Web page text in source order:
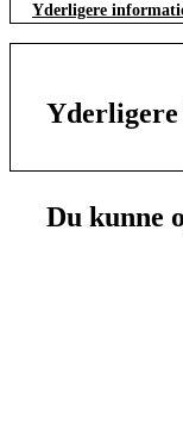
Yderligere
Du kunne